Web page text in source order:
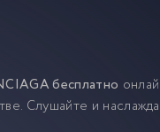
бесплатно
Слушайте и